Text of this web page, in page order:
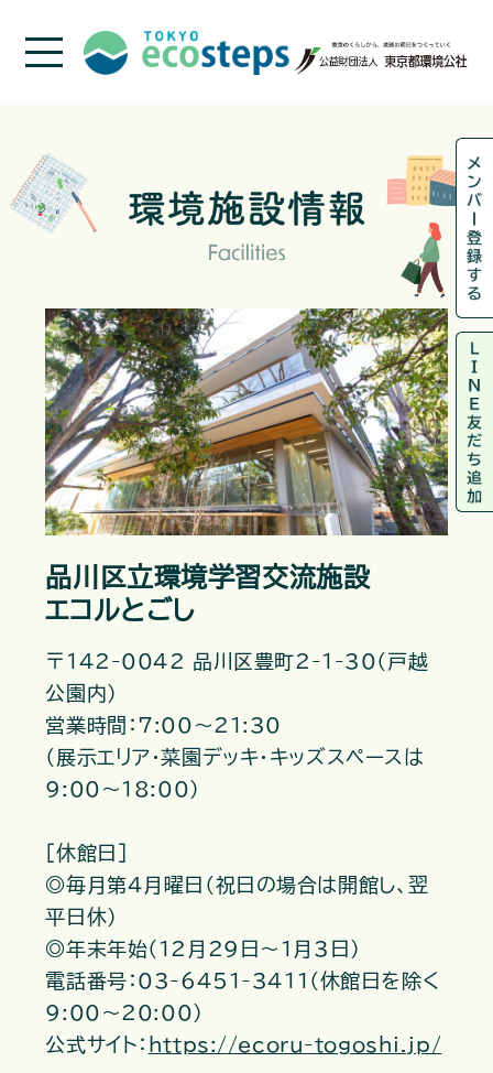
品川区立環境学習交流施設
エコルとごし
〒142-0042 品川区豊町2-1-30（戸越
公園内）
営業時間：7:00～21:30
（展示エリア・菜園デッキ・キッズスペースは
9:00～18:00）
［休館日］
◎毎月第4月曜日（祝日の場合は開館し、翌
平日休）
◎年末年始（12月29日～1月3日）
電話番号：03-6451-3411（休館日を除く
9:00～20:00）
公式サイト： https://ecoru-togoshi.jp/